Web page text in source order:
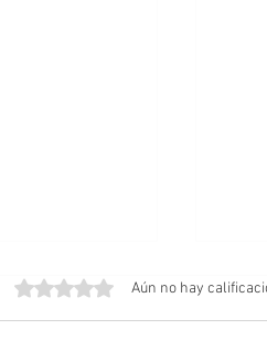
Obtuvo 0 de 5 estrellas.
Aún no hay